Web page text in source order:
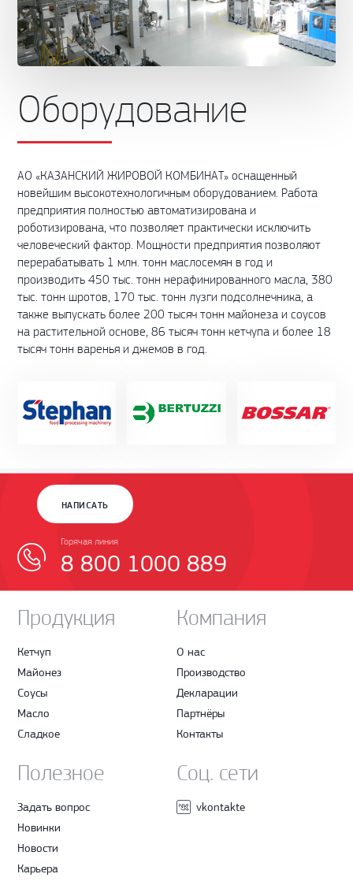
Оборудование
АО «КАЗАНСКИЙ ЖИРОВОЙ КОМБИНАТ» оснащенный
новейшим высокотехнологичным оборудованием. Работа
предприятия полностью автоматизирована и
роботизирована, что позволяет практически исключить
человеческий фактор. Мощности предприятия позволяют
перерабатывать 1 млн. тонн маслосемян в год и
производить 450 тыс. тонн нерафинированного масла, 380
тыс. тонн шротов, 170 тыс. тонн лузги подсолнечника, а
также выпускать более 200 тысяч тонн майонеза и соусов
на растительной основе, 86 тысяч тонн кетчупа и более 18
тысяч тонн варенья и джемов в год.
НАПИСАТЬ
Горячая линия
8 800 1000 889
Продукция
Кетчуп
Майонез
Соусы
Масло
Сладкое
Компания
О нас
Производство
Декларации
Партнёры
Контакты
Полезное
Задать вопрос
Новинки
Новости
Карьера
Соц. сети
vkontakte